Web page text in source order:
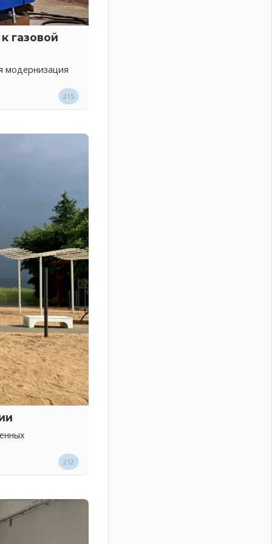
газовой
модернизация
215
212